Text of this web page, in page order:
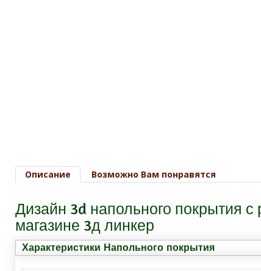
Описание Возможно Вам понравятся
Дизайн 3d напольного
магазине 3д линкер
Характеристики Напольного покрытия